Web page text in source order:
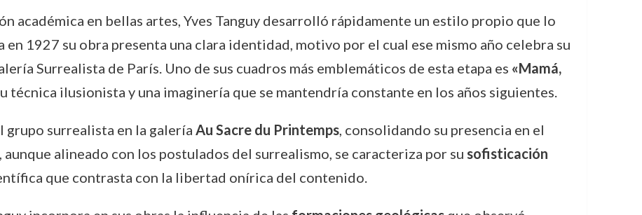
académica en bellas artes, Yves Tanguy desarrolló rápidamente un estilo propio que lo
1927 su obra presenta una clara identidad, motivo por el cual ese mismo año celebra su
Surrealista de París. Uno de sus cuadros más emblemáticos de esta etapa es «Mamá,
técnica ilusionista y una imaginería que se mantendría constante en los años siguientes.
grupo surrealista en la galería Au Sacre du Printemps, consolidando su presencia en el
alineado con los postulados del surrealismo, se caracteriza por su sofisticación
que contrasta con la libertad onírica del contenido.